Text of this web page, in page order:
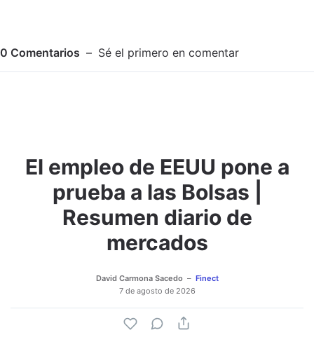
0 Comentarios Sé el primero en comentar
Adjuntar imagen Comentar
El empleo de EEUU pone a
prueba a las Bolsas |
Resumen diario de
mercados
David Carmona Sacedo
Finect
7 de agosto de 2026